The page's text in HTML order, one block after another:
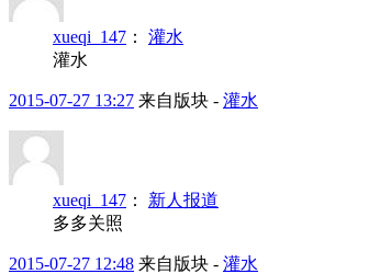
xueqi_147 ： 灌水
灌水
2015-07-27 13:27 来自版块 - 灌水
xueqi_147 ： 新人报道
多多关照
2015-07-27 12:48 来自版块 - 灌水